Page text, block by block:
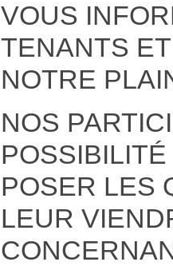
VOUS
TENANTS
NOTRE
NOS
POSER LES
LEUR